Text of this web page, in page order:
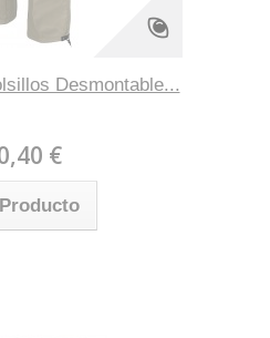
Desmontable...
€